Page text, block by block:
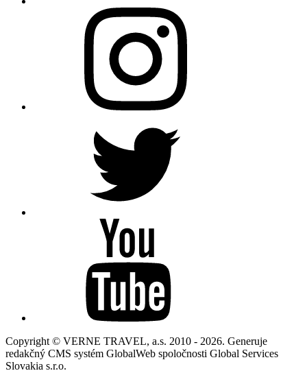
Copyright © VERNE TRAVEL, a.s. 2010 - 2026. Generuje
redakčný CMS systém GlobalWeb spoločnosti Global Services
Slovakia s.r.o.